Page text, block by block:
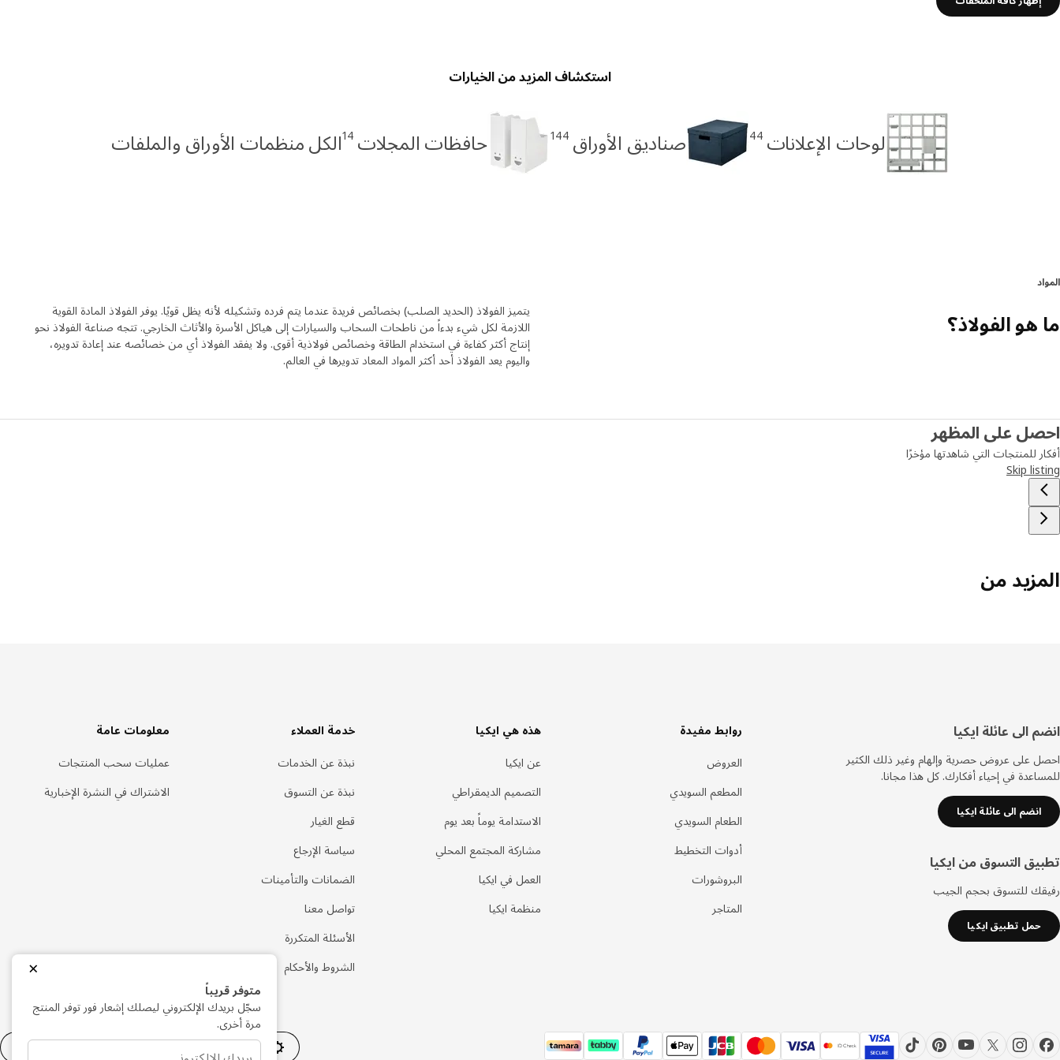
استكشاف المزيد من الخيارات
لوحات الإعلانات 44 صناديق الأوراق 144 حافظات المجلات 14الكل منظمات الأوراق والملفات
المواد
ما هو الفولاذ؟
يتميز الفولاذ (الحديد الصلب) بخصائص فريدة عندما يتم فرده وتشكيله لأنه يظل قويًا. يوفر الفولاذ المادة القوية
اللازمة لكل شيء بدءاً من ناطحات السحاب والسيارات إلى هياكل الأسرة والأثاث الخارجي. تتجه صناعة الفولاذ نحو
إنتاج أكثر كفاءة في استخدام الطاقة وخصائص فولاذية أقوى. ولا يفقد الفولاذ أي من خصائصه عند إعادة تدويره،
واليوم يعد الفولاذ أحد أكثر المواد المعاد تدويرها في العالم.
احصل على المظهر
أفكار للمنتجات التي شاهدتها مؤخرًا
Skip listing
المزيد من
أسفل
الصفحة
انضم الى عائلة ايكيا
احصل على عروض حصرية وإلهام وغير ذلك الكثير
للمساعدة في إحياء أفكارك. كل هذا مجانا.
انضم الى عائلة ايكيا
تطبيق التسوق من ايكيا
رفيقك للتسوق بحجم الجيب
حمل تطبيق ايكيا
روابط مفيدة
العروض
المطعم السويدي
الطعام السويدي
أدوات التخطيط
البروشورات
المتاجر
هذه هي ايكيا
عن ايكيا
التصميم الديمقراطي
الاستدامة يوماً بعد يوم
مشاركة المجتمع المحلي
العمل في ايكيا
منظمة ايكيا
خدمة العملاء
نبذة عن الخدمات
نبذة عن التسوق
قطع الغيار
سياسة الإرجاع
الضمانات والتأمينات
تواصل معنا
الأسئلة المتكررة
الشروط والأحكام
معلومات عامة
عمليات سحب المنتجات
الاشتراك في النشرة الإخبارية
إعدادات ملفات تعريف الارتباط العربية
×
متوفر قريباً
سجّل بريدك الإلكتروني ليصلك إشعار فور توفر المنتج
مرة أخرى.